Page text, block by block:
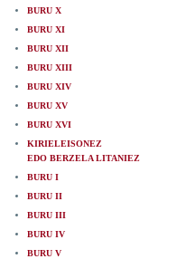
BURU X
BURU XI
BURU XII
BURU XIII
BURU XIV
BURU XV
BURU XVI
KIRIELEISONEZ
EDO BERZELA LITANIEZ
BURU I
BURU II
BURU III
BURU IV
BURU V